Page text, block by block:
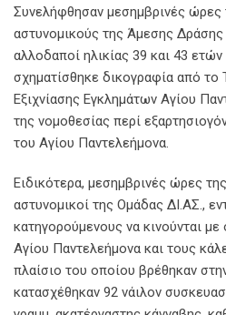
Συνελήφθησαν μεσημβρινές
αστυνομικούς της Άμεσης
αλλοδαποί ηλικίας 39 και 43
σχηματίσθηκε δικογραφία από το
Εξιχνίασης Εγκλημάτων Αγίου
της νομοθεσίας περί
του Αγίου Παντελεήμονα.
Ειδικότερα, μεσημβρινές ώρες
αστυνομικοί της Ομάδας ΔΙ.ΑΣ.,
κατηγορούμενους να κινούνται
Αγίου Παντελεήμονα και τους
πλαίσιο του οποίου βρέθηκαν
κατασχέθηκαν 92 νάιλον